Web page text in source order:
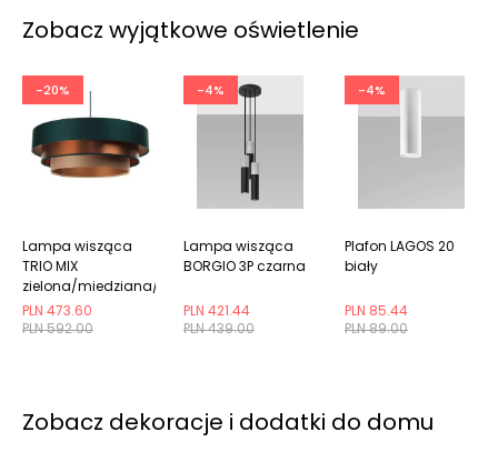
Zobacz wyjątkowe oświetlenie
-20%
PLN 592.00
PLN 473.60
Lampa wisząca
TRIO MIX
zielona/miedziana/beżowa
-4%
PLN 439.00
PLN 421.44
Lampa wisząca
BORGIO 3P czarna
-4%
PLN 89.00
PLN 85.44
Plafon LAGOS 20
biały
Zobacz dekoracje i dodatki do domu